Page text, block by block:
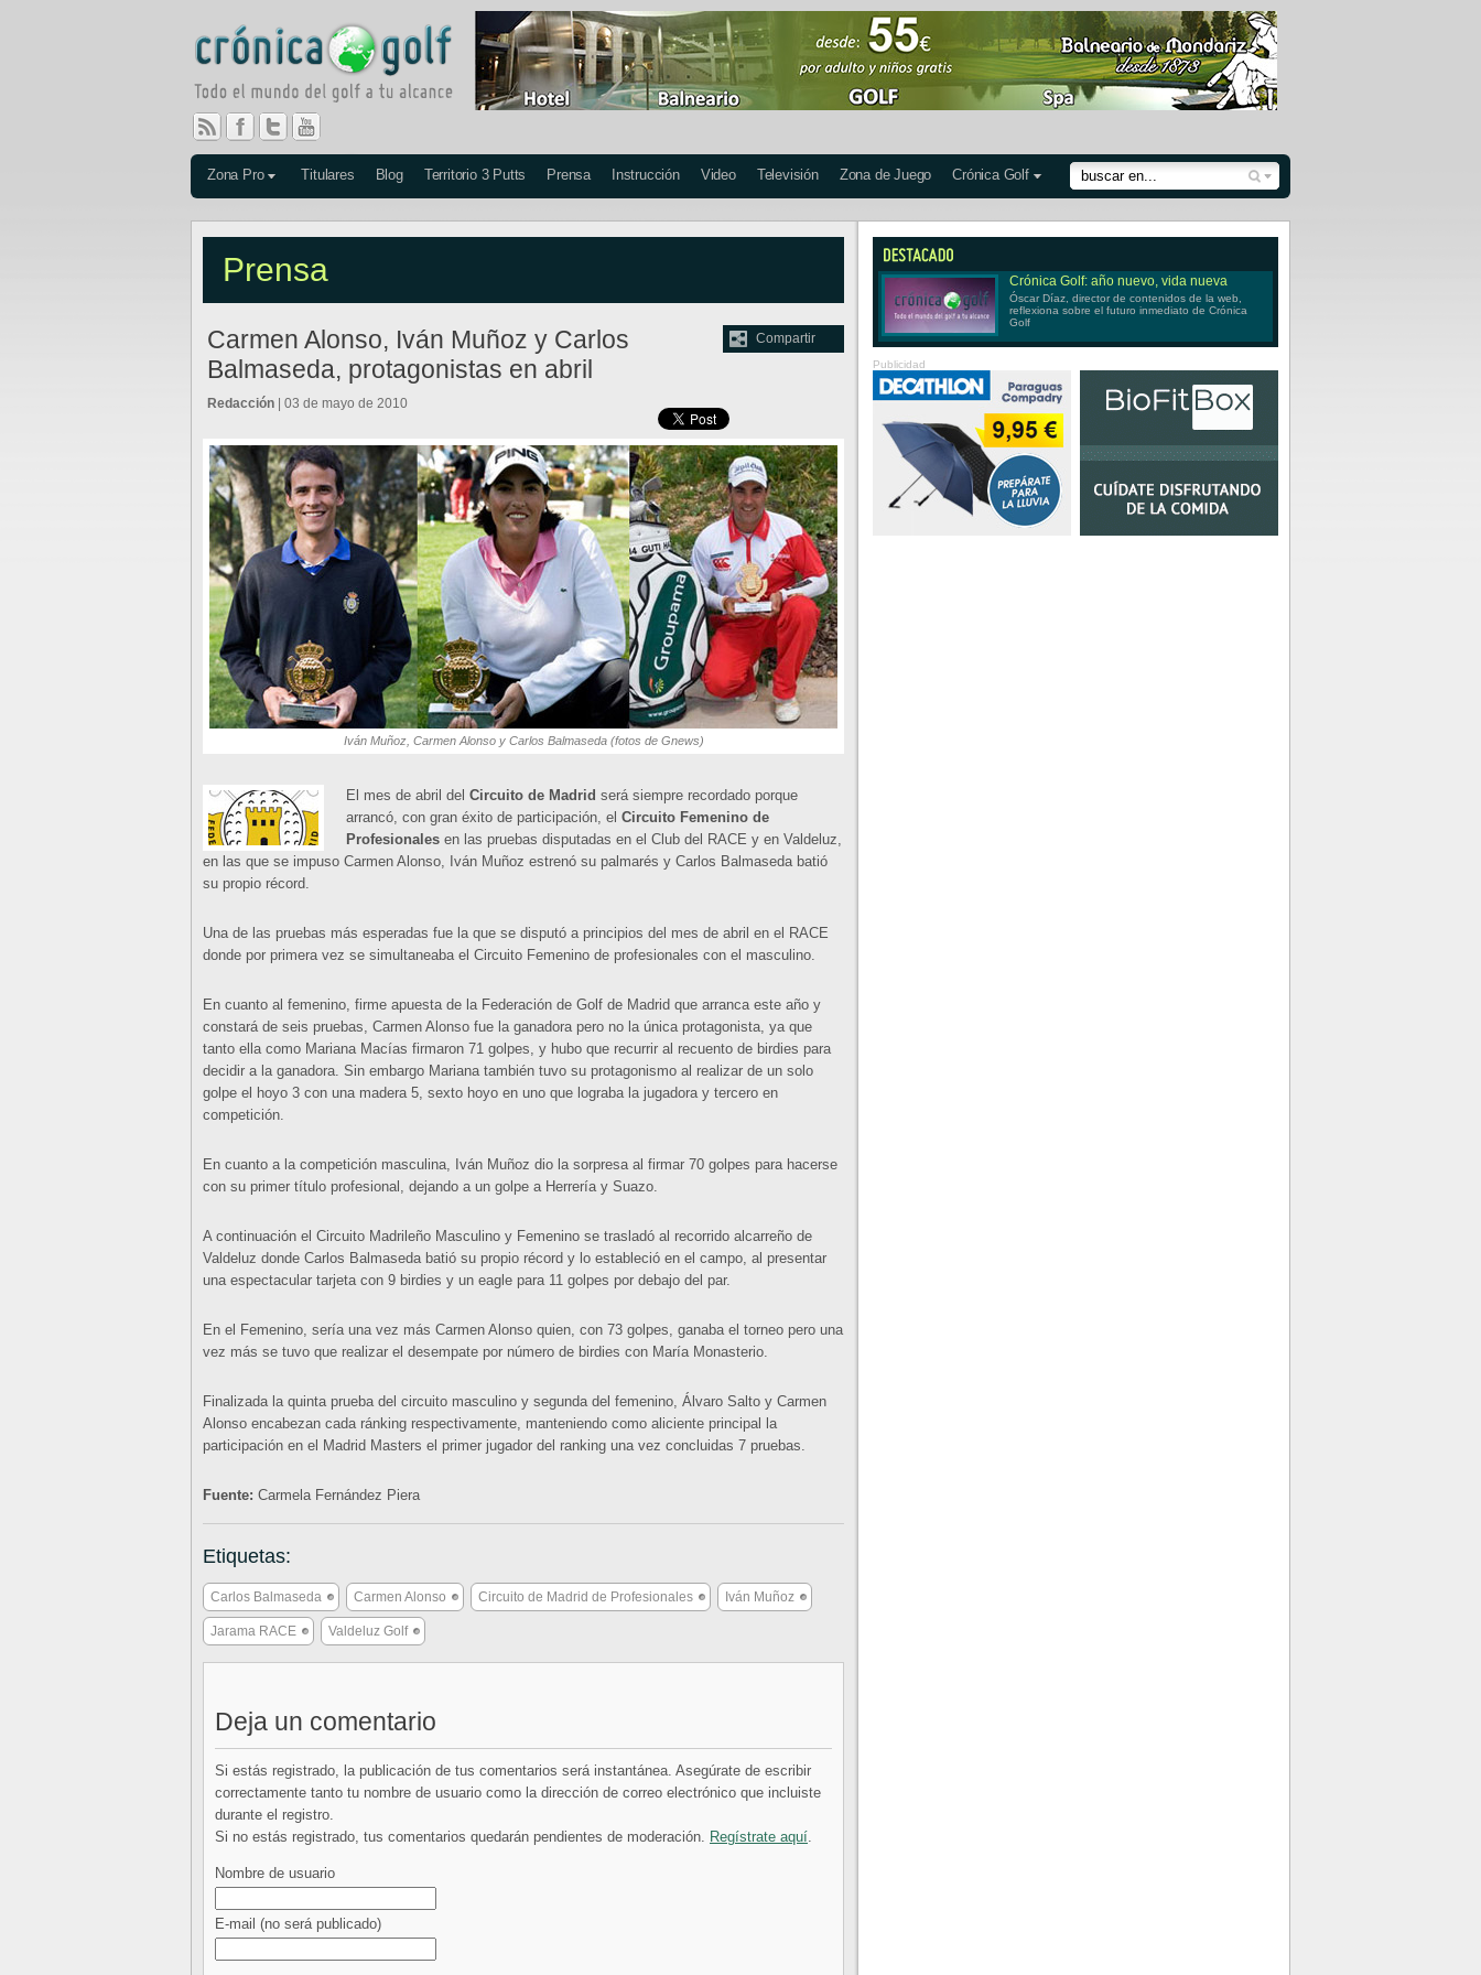
Zona Pro Titulares Blog Territorio 3 Putts Prensa Instrucción Video Televisión Zona de Juego Crónica Golf
Prensa
Compartir
Carmen Alonso, Iván Muñoz y Carlos
Balmaseda, protagonistas en abril
Redacción | 03 de mayo de 2010
Iván Muñoz, Carmen Alonso y Carlos Balmaseda (fotos de Gnews)
El mes de abril del Circuito de Madrid será siempre recordado porque
arrancó, con gran éxito de participación, el Circuito Femenino de
Profesionales en las pruebas disputadas en el Club del RACE y en Valdeluz,
en las que se impuso Carmen Alonso, Iván Muñoz estrenó su palmarés y Carlos Balmaseda batió
su propio récord.
Una de las pruebas más esperadas fue la que se disputó a principios del mes de abril en el RACE
donde por primera vez se simultaneaba el Circuito Femenino de profesionales con el masculino.
En cuanto al femenino, firme apuesta de la Federación de Golf de Madrid que arranca este año y
constará de seis pruebas, Carmen Alonso fue la ganadora pero no la única protagonista, ya que
tanto ella como Mariana Macías firmaron 71 golpes, y hubo que recurrir al recuento de birdies para
decidir a la ganadora. Sin embargo Mariana también tuvo su protagonismo al realizar de un solo
golpe el hoyo 3 con una madera 5, sexto hoyo en uno que lograba la jugadora y tercero en
competición.
En cuanto a la competición masculina, Iván Muñoz dio la sorpresa al firmar 70 golpes para hacerse
con su primer título profesional, dejando a un golpe a Herrería y Suazo.
A continuación el Circuito Madrileño Masculino y Femenino se trasladó al recorrido alcarreño de
Valdeluz donde Carlos Balmaseda batió su propio récord y lo estableció en el campo, al presentar
una espectacular tarjeta con 9 birdies y un eagle para 11 golpes por debajo del par.
En el Femenino, sería una vez más Carmen Alonso quien, con 73 golpes, ganaba el torneo pero una
vez más se tuvo que realizar el desempate por número de birdies con María Monasterio.
Finalizada la quinta prueba del circuito masculino y segunda del femenino, Álvaro Salto y Carmen
Alonso encabezan cada ránking respectivamente, manteniendo como aliciente principal la
participación en el Madrid Masters el primer jugador del ranking una vez concluidas 7 pruebas.
Fuente: Carmela Fernández Piera
Etiquetas:
Carlos Balmaseda Carmen Alonso Circuito de Madrid de Profesionales Iván Muñoz
Jarama RACE Valdeluz Golf
Deja un comentario
Si estás registrado, la publicación de tus comentarios será instantánea. Asegúrate de escribir
correctamente tanto tu nombre de usuario como la dirección de correo electrónico que incluiste
durante el registro.
Si no estás registrado, tus comentarios quedarán pendientes de moderación. Regístrate aquí.
Nombre de usuario
E-mail (no será publicado)
Crónica Golf: año nuevo, vida nueva
Óscar Díaz, director de contenidos de la web,
reflexiona sobre el futuro inmediato de Crónica
Golf
Publicidad